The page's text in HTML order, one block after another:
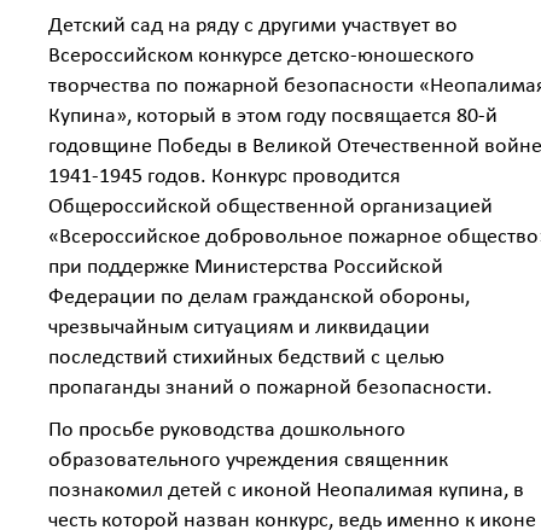
Детский сад на ряду с другими участвует во
Всероссийском конкурсе детско-юношеского
творчества по пожарной безопасности
Купина», который в этом году посвящается 80-й
годовщине Победы в Великой Отечественной войне
1941-1945 годов. Конкурс проводится
Общероссийской общественной организацией
«Всероссийское добровольное пожарное
при поддержке Министерства Российской
Федерации по делам гражданской обороны,
чрезвычайным ситуациям и ликвидации
последствий стихийных бедствий с целью
пропаганды знаний о пожарной безопасности.
По просьбе руководства дошкольного
образовательного учреждения священник
познакомил детей с иконой Неопалимая купина, в
честь которой назван конкурс, ведь именно к иконе